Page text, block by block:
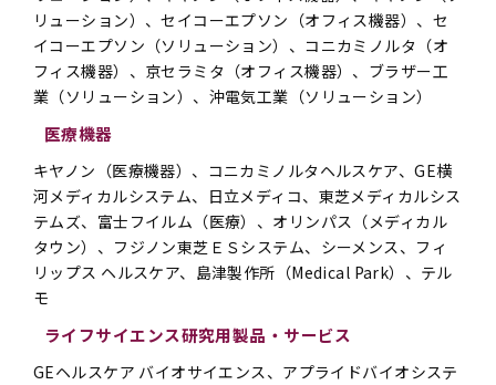
リューション）、セイコーエプソン（オフィス機器）、セ
イコーエプソン（ソリューション）、コニカミノルタ（オ
フィス機器）、京セラミタ（オフィス機器）、ブラザー工
業（ソリューション）、沖電気工業（ソリューション）
医療機器
キヤノン（医療機器）、コニカミノルタヘルスケア、GE横
河メディカルシステム、日立メディコ、東芝メディカルシス
テムズ、富士フイルム（医療）、オリンパス（メディカル
タウン）、フジノン東芝ＥＳシステム、シーメンス、フィ
リップス ヘルスケア、島津製作所（Medical Park）、テル
モ
ライフサイエンス研究用製品・サービス
GEヘルスケア バイオサイエンス、アプライドバイオシステ